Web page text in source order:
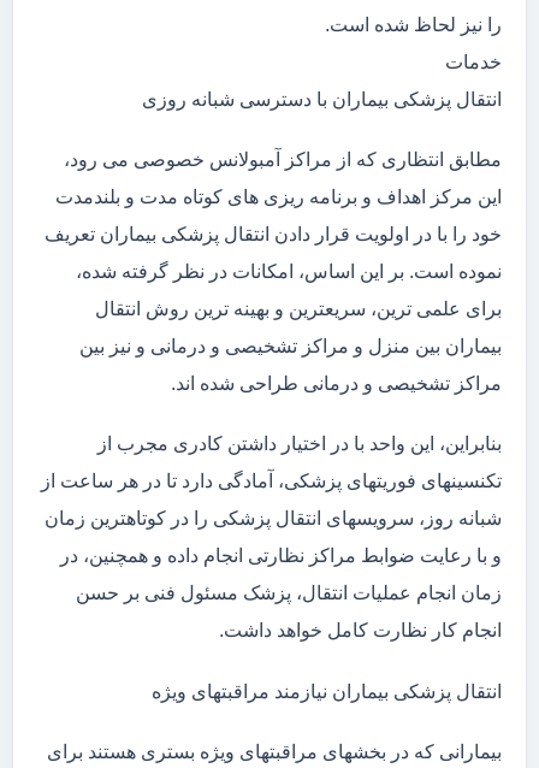
را نیز لحاظ شده است.
خدمات
انتقال پزشکی بیماران با دسترسی شبانه روزی
مطابق انتظاری که از مراکز آمبولانس خصوصی می رود،
این مرکز اهداف و برنامه ریزی های کوتاه مدت و بلندمدت
خود را با در اولویت قرار دادن انتقال پزشکی بیماران تعریف
نموده است. بر این اساس، امکانات در نظر گرفته شده،
برای علمی ترین، سریعترین و بهینه ترین روش انتقال
بیماران بین منزل و مراکز تشخیصی و درمانی و نیز بین
مراکز تشخیصی و درمانی طراحی شده اند.
بنابراین، این واحد با در اختیار داشتن کادری مجرب از
تکنسینهای فوریتهای پزشکی، آمادگی دارد تا در هر ساعت از
شبانه روز، سرویسهای انتقال پزشکی را در کوتاهترین زمان
و با رعایت ضوابط مراکز نظارتی انجام داده و همچنین، در
زمان انجام عملیات انتقال، پزشک مسئول فنی بر حسن
انجام کار نظارت کامل خواهد داشت.
انتقال پزشکی بیماران نیازمند مراقبتهای ویژه
بیمارانی که در بخشهای مراقبتهای ویژه بستری هستند برای